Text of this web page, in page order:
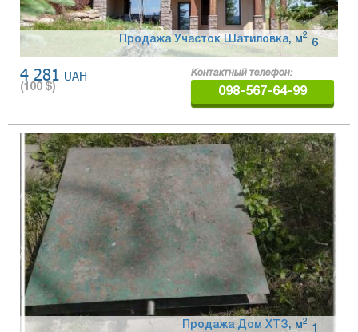
Продажа Участок Шатиловка, 6
м2
4 281 UAH
(100 $)
Контактный телефон:
098-567-64-99
Продажа Дом ХТЗ, 1
м 2